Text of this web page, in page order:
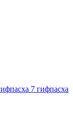
пасха 7 гифпасха